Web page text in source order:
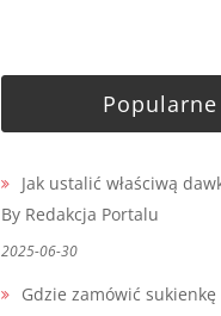
Popularne
Jak ustalić właściwą
By Redakcja Portalu
2025-06-30
Gdzie zamówić